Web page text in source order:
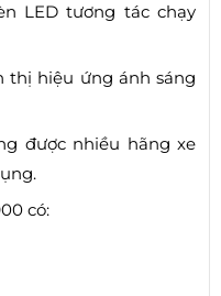
LED tương tác chạy
thị hiệu ứng ánh sáng
được nhiều hãng xe
có: